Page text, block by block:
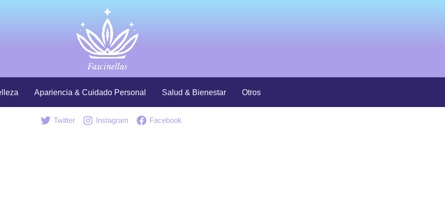
Apariencia & Cuidado Personal Salud & Bienestar Otros
Twitter Instagram Facebook